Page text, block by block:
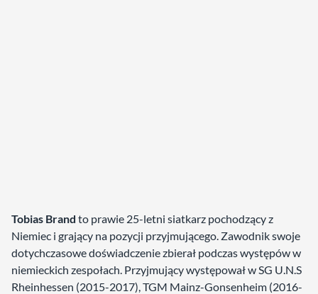
Tobias Brand to prawie 25-letni siatkarz pochodzący z
Niemiec i grający na pozycji przyjmującego. Zawodnik swoje
dotychczasowe doświadczenie zbierał podczas występów w
niemieckich zespołach. Przyjmujący występował w SG U.N.S
Rheinhessen (2015-2017), TGM Mainz-Gonsenheim (2016-